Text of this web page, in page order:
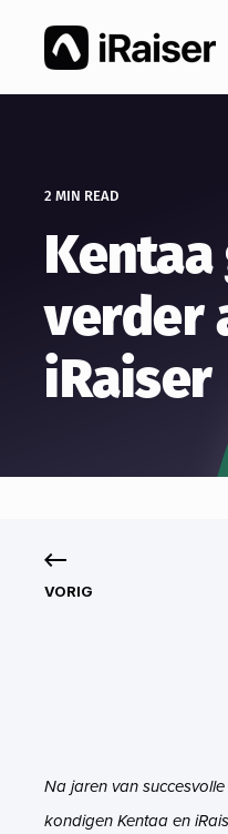
2 MIN READ
Kentaa
verder
iRaiser
VORIG
Na jaren van
kondigen Kentaa en